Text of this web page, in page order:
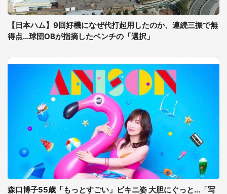
【日本ハム】9回好機になぜ代打起用したのか、連続三振で無
得点...球団OBが指摘したベンチの「選択」
森口博子55歳「もっとすごい」ビキニ姿 大胆にぐっと...「写